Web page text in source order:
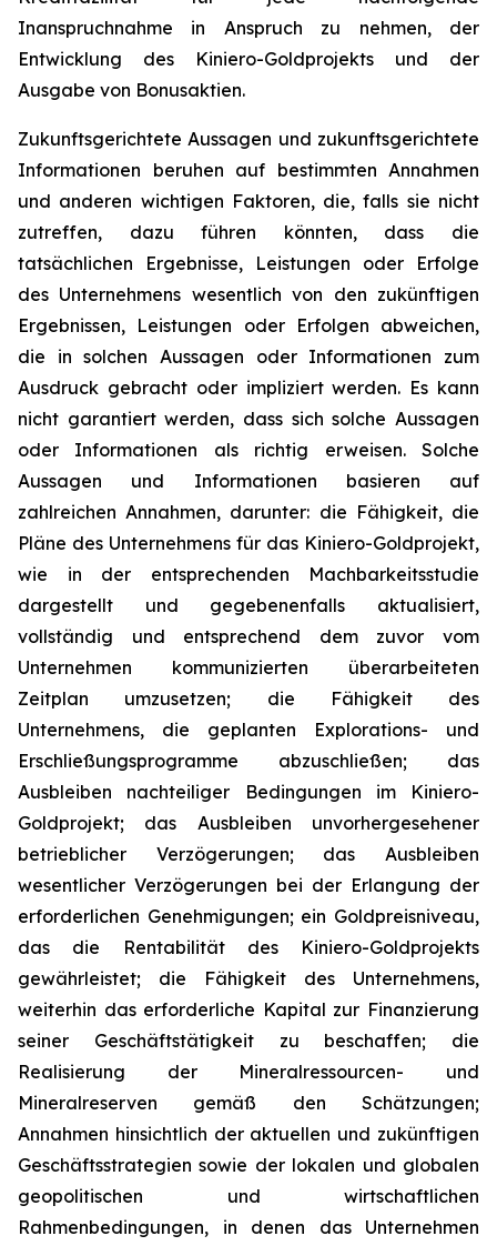
Inanspruchnahme in Anspruch zu nehmen, der
Entwicklung des Kiniero-Goldprojekts und der
Ausgabe von Bonusaktien.
Zukunftsgerichtete Aussagen und zukunftsgerichtete
Informationen beruhen auf bestimmten Annahmen
und anderen wichtigen Faktoren, die, falls sie nicht
zutreffen, dazu führen könnten, dass die
tatsächlichen Ergebnisse, Leistungen oder Erfolge
des Unternehmens wesentlich von den zukünftigen
Ergebnissen, Leistungen oder Erfolgen abweichen,
die in solchen Aussagen oder Informationen zum
Ausdruck gebracht oder impliziert werden. Es kann
nicht garantiert werden, dass sich solche Aussagen
oder Informationen als richtig erweisen. Solche
Aussagen und Informationen basieren auf
zahlreichen Annahmen, darunter: die Fähigkeit, die
Pläne des Unternehmens für das Kiniero-Goldprojekt,
wie in der entsprechenden Machbarkeitsstudie
dargestellt und gegebenenfalls aktualisiert,
vollständig und entsprechend dem zuvor vom
Unternehmen kommunizierten überarbeiteten
Zeitplan umzusetzen; die Fähigkeit des
Unternehmens, die geplanten Explorations- und
Erschließungsprogramme abzuschließen; das
Ausbleiben nachteiliger Bedingungen im Kiniero-
Goldprojekt; das Ausbleiben unvorhergesehener
betrieblicher Verzögerungen; das Ausbleiben
wesentlicher Verzögerungen bei der Erlangung der
erforderlichen Genehmigungen; ein Goldpreisniveau,
das die Rentabilität des Kiniero-Goldprojekts
gewährleistet; die Fähigkeit des Unternehmens,
weiterhin das erforderliche Kapital zur Finanzierung
seiner Geschäftstätigkeit zu beschaffen; die
Realisierung der Mineralressourcen- und
Mineralreserven gemäß den Schätzungen;
Annahmen hinsichtlich der aktuellen und zukünftigen
Geschäftsstrategien sowie der lokalen und globalen
geopolitischen und wirtschaftlichen
Rahmenbedingungen, in denen das Unternehmen